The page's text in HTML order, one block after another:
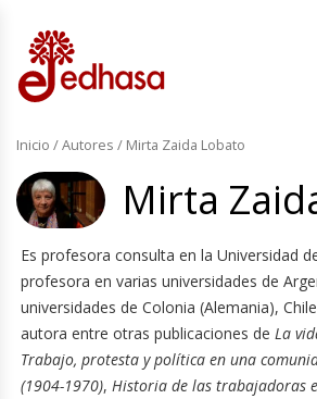
Inicio / Autores / Mirta Zaida Lobato
Mirta
Es profesora consulta en la Universidad
profesora en varias universidades de
universidades de Colonia (Alemania),
autora entre otras publicaciones de La
Trabajo, protesta y política en una
(1904-1970), Historia de las trabajadoras